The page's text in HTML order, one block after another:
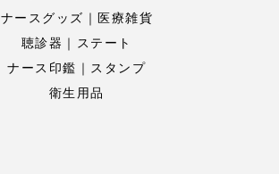
ナースグッズ｜医療雑貨
聴診器｜ステート
ナース印鑑｜スタンプ
衛生用品